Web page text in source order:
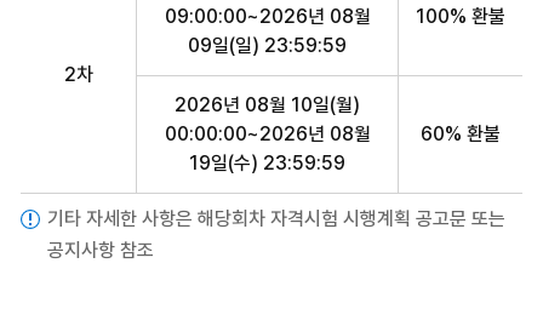
2차
09:00:00~2026년 08월
09일(일) 23:59:59
100% 환불
2026년 08월 10일(월)
00:00:00~2026년 08월
19일(수) 23:59:59
60% 환불
기타 자세한 사항은 해당회차 자격시험 시행계획 공고문 또는
공지사항 참조